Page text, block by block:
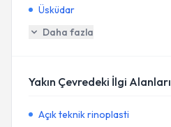
Üsküdar
Daha fazla
Yakın Çevredeki İlgi Alanları
Açık teknik rinoplasti